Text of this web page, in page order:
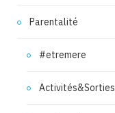
Parentalité
#etremere
Activités&Sorties